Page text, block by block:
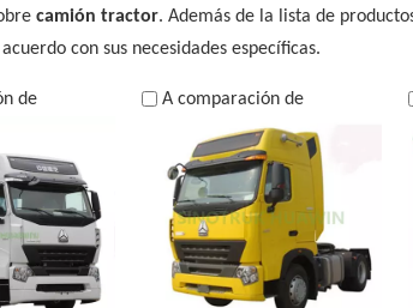
camión tractor. Además de la lista de
con sus necesidades específicas.
de A comparación de